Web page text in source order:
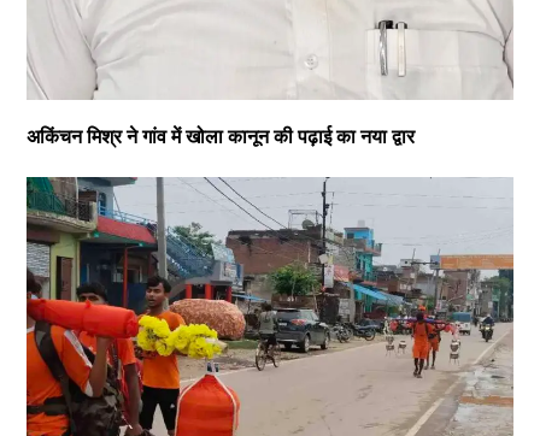
अकिंचन मिश्र ने गांव में खोला कानून की पढ़ाई का नया द्वार